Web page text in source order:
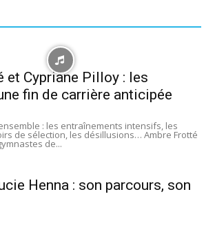
et Cypriane Pilloy : les
fin de carrière anticipée
: les entraînements intensifs, les
de sélection, les désillusions… Ambre Frotté
de...
Henna : son parcours, son